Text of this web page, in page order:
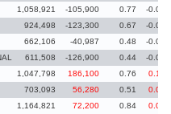
1,058,921 -105,900 0.77
-0.07
924,498 -123,300 0.67
-0.09
662,106 -40,987 0.48
-0.03
611,508 -126,900 0.44
-0.09
1,047,798 186,100 0.76
0.14
703,093 56,280 0.51
0.04
1,164,821 72,200 0.84
0.05